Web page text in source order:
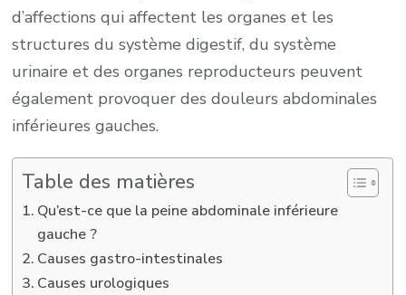
d’affections qui affectent les organes et les
structures du système digestif, du système
urinaire et des organes reproducteurs peuvent
également provoquer des douleurs abdominales
inférieures gauches.
Table des matières
Qu’est-ce que la peine abdominale inférieure
gauche ?
Causes gastro-intestinales
Causes urologiques